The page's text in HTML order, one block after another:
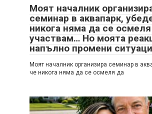
Моят началник
семинар в аквапарк,
никога няма да се
участвам… Но моята
напълно промени
Моят началник организира семинар в
че никога няма да се осмеля да